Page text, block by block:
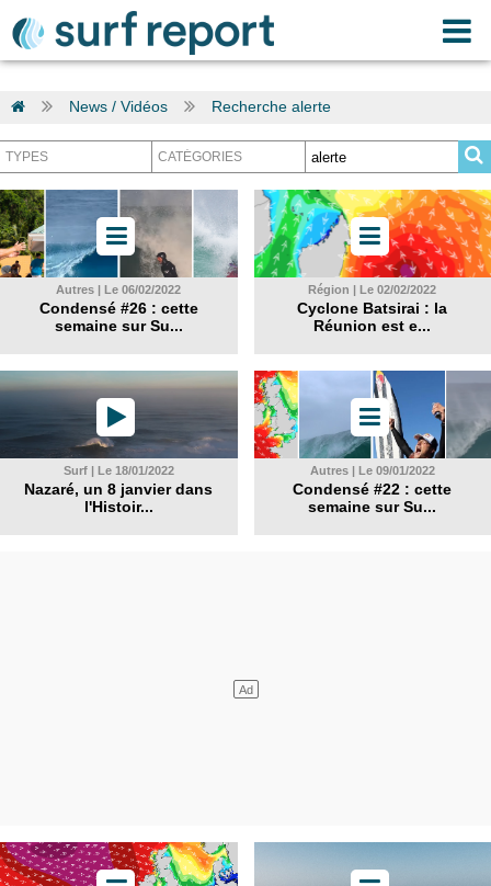
News / Vidéos Recherche alerte
Autres | Le 06/02/2022
Condensé #26 : cette
semaine sur Su...
Région | Le 02/02/2022
Cyclone Batsirai : la
Réunion est e...
Surf | Le 18/01/2022
Nazaré, un 8 janvier dans
l'Histoir...
Autres | Le 09/01/2022
Condensé #22 : cette
semaine sur Su...